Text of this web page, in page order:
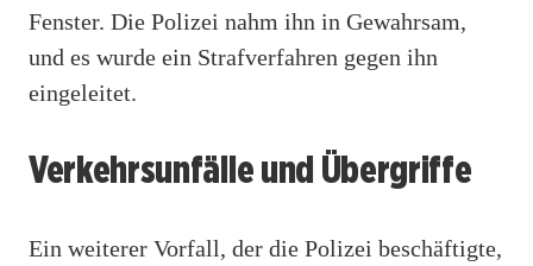
Fenster. Die Polizei nahm ihn in Gewahrsam,
und es wurde ein Strafverfahren gegen ihn
eingeleitet.
Verkehrsunfälle und Übergriffe
Ein weiterer Vorfall, der die Polizei beschäftigte,